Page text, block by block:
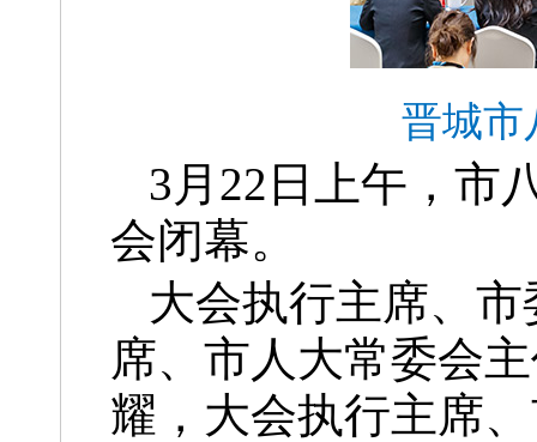
晋城市
3月22日上午，市
会闭幕。
大会执行主席、
席、市人大常委会
耀，大会执行主席